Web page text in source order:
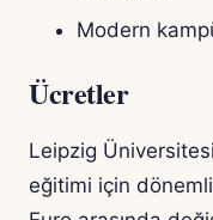
Modern
Ücretler
Leipzig
eğitimi için